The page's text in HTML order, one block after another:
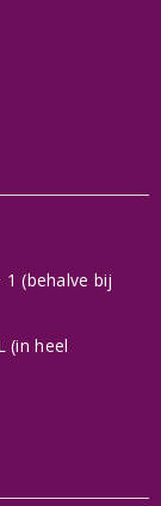
(behalve bij
(in heel